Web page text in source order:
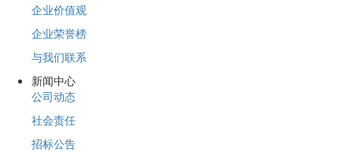
企业价值观
企业荣誉榜
与我们联系
新闻中心
公司动态
社会责任
招标公告